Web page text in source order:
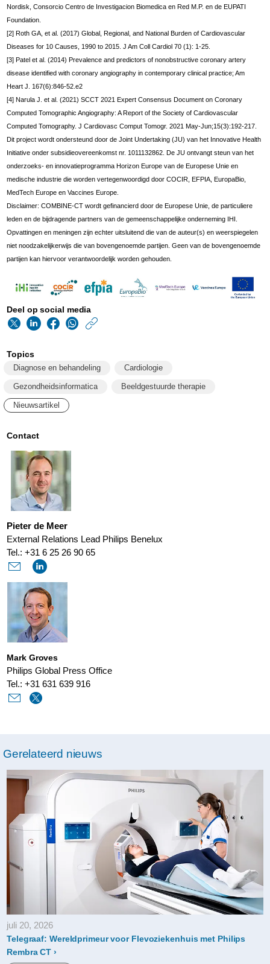
Nordisk, Consorcio Centro de Investigacion Biomedica en Red M.P. en de EUPATI
Foundation.
[2] Roth GA, et al. (2017) Global, Regional, and National Burden of Cardiovascular
Diseases for 10 Causes, 1990 to 2015. J Am Coll Cardiol 70 (1): 1-25.
[3] Patel et al. (2014) Prevalence and predictors of nonobstructive coronary artery
disease identified with coronary angiography in contemporary clinical practice; Am
Heart J. 167(6):846-52.e2
[4] Narula J. et al. (2021) SCCT 2021 Expert Consensus Document on Coronary
Computed Tomographic Angiography: A Report of the Society of Cardiovascular
Computed Tomography. J Cardiovasc Comput Tomogr. 2021 May-Jun;15(3):192-217.
Dit project wordt ondersteund door de Joint Undertaking (JU) van het Innovative Health
Initiative onder subsidieovereenkomst nr. 1011132862. De JU ontvangt steun van het
onderzoeks- en innovatieprogramma Horizon Europe van de Europese Unie en
medische industrie die worden vertegenwoordigd door COCIR, EFPIA, EuropaBio,
MedTech Europe en Vaccines Europe.
Disclaimer: COMBINE-CT wordt gefinancierd door de Europese Unie, de particuliere
leden en de bijdragende partners van de gemeenschappelijke onderneming IHI.
Opvattingen en meningen zijn echter uitsluitend die van de auteur(s) en weerspiegelen
niet noodzakelijkerwijs die van bovengenoemde partijen. Geen van de bovengenoemde
partijen kan hiervoor verantwoordelijk worden gehouden.
Deel op social media
partnerschap-
om-
kransslagaderen-
Topics
Diagnose en behandeling Cardiologie
Gezondheidsinformatica Beeldgestuurde therapie
Nieuwsartikel
Contact
Pieter de Meer
External Relations Lead Philips Benelux
Tel.: +31 6 25 26 90 65
Mark Groves
Philips Global Press Office
Tel.: +31 631 639 916
Gerelateerd nieuws
juli 20, 2026
Telegraaf: Wereldprimeur voor Flevoziekenhuis met Philips
Rembra CT